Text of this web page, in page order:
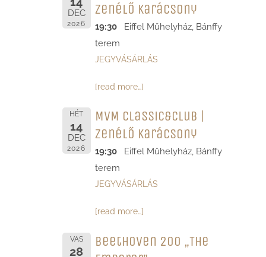
DEC
2026
Zenélő Karácsony
19:30
Eiffel Műhelyház, Bánffy
terem
JEGYVÁSÁRLÁS
[read more…]
HÉT
14
DEC
2026
MVM Classic&Club |
Zenélő Karácsony
19:30
Eiffel Műhelyház, Bánffy
terem
JEGYVÁSÁRLÁS
[read more…]
VAS
28
Beethoven 200 „The